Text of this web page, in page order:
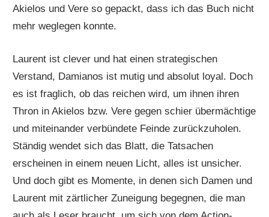
Akielos und Vere so gepackt, dass ich das Buch nicht
mehr weglegen konnte.
Laurent ist clever und hat einen strategischen
Verstand, Damianos ist mutig und absolut loyal. Doch
es ist fraglich, ob das reichen wird, um ihnen ihren
Thron in Akielos bzw. Vere gegen schier übermächtige
und miteinander verbündete Feinde zurückzuholen.
Ständig wendet sich das Blatt, die Tatsachen
erscheinen in einem neuen Licht, alles ist unsicher.
Und doch gibt es Momente, in denen sich Damen und
Laurent mit zärtlicher Zuneigung begegnen, die man